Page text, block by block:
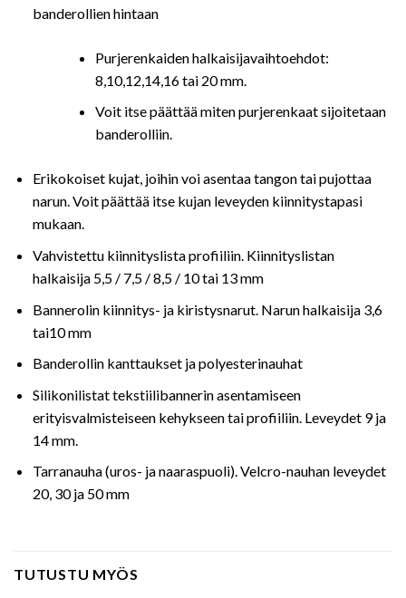
banderollien hintaan
Purjerenkaiden halkaisijavaihtoehdot:
8,10,12,14,16 tai 20 mm.
Voit itse päättää miten purjerenkaat sijoitetaan
banderolliin.
Erikokoiset kujat, joihin voi asentaa tangon tai pujottaa
narun. Voit päättää itse kujan leveyden kiinnitystapasi
mukaan.
Vahvistettu kiinnityslista profiiliin. Kiinnityslistan
halkaisija 5,5 / 7,5 / 8,5 / 10 tai 13 mm
Bannerolin kiinnitys- ja kiristysnarut. Narun halkaisija 3,6
tai10 mm
Banderollin kanttaukset ja polyesterinauhat
Silikonilistat tekstiilibannerin asentamiseen
erityisvalmisteiseen kehykseen tai profiiliin. Leveydet 9 ja
14 mm.
Tarranauha (uros- ja naaraspuoli). Velcro-nauhan leveydet
20, 30 ja 50 mm
TUTUSTU MYÖS